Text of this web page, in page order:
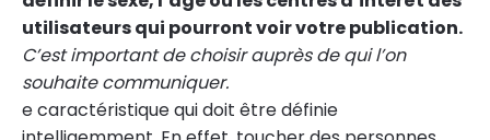
utilisateurs qui pourront voir votre publication.
C’est important de choisir auprès de qui l’on
souhaite communiquer.
e caractéristique qui doit être définie